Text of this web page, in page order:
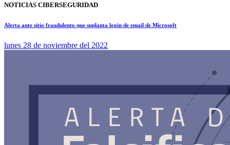
NOTICIAS CIBERSEGURIDAD
Alerta ante sitio fraudulento que suplanta login de email de Microsoft
lunes 28 de noviembre del 2022